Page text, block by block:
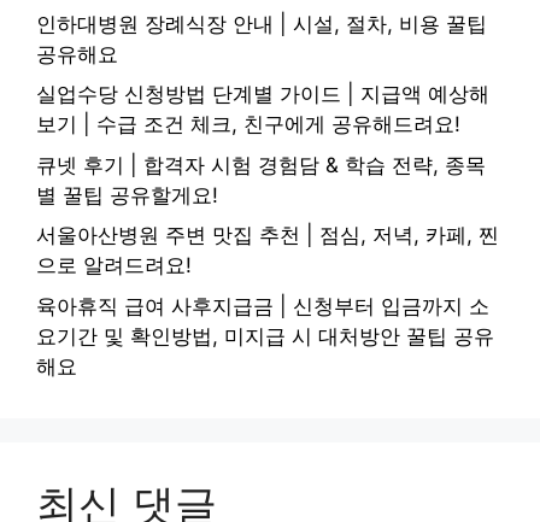
인하대병원 장례식장 안내 | 시설, 절차, 비용 꿀팁
공유해요
실업수당 신청방법 단계별 가이드 | 지급액 예상해
보기 | 수급 조건 체크, 친구에게 공유해드려요!
큐넷 후기 | 합격자 시험 경험담 & 학습 전략, 종목
별 꿀팁 공유할게요!
서울아산병원 주변 맛집 추천 | 점심, 저녁, 카페, 찐
으로 알려드려요!
육아휴직 급여 사후지급금 | 신청부터 입금까지 소
요기간 및 확인방법, 미지급 시 대처방안 꿀팁 공유
해요
최신 댓글